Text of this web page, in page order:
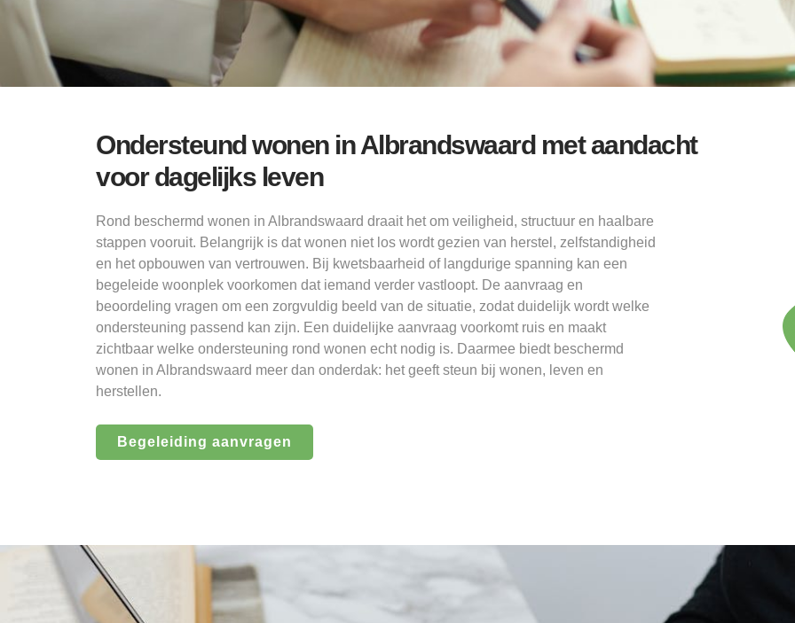
Ondersteund wonen in Albrandswaard met aandacht
voor dagelijks leven
Rond beschermd wonen in Albrandswaard draait het om veiligheid, structuur en haalbare
stappen vooruit. Belangrijk is dat wonen niet los wordt gezien van herstel, zelfstandigheid
en het opbouwen van vertrouwen. Bij kwetsbaarheid of langdurige spanning kan een
begeleide woonplek voorkomen dat iemand verder vastloopt. De aanvraag en
beoordeling vragen om een zorgvuldig beeld van de situatie, zodat duidelijk wordt welke
ondersteuning passend kan zijn. Een duidelijke aanvraag voorkomt ruis en maakt
zichtbaar welke ondersteuning rond wonen echt nodig is. Daarmee biedt beschermd
wonen in Albrandswaard meer dan onderdak: het geeft steun bij wonen, leven en
herstellen.
Begeleiding aanvragen